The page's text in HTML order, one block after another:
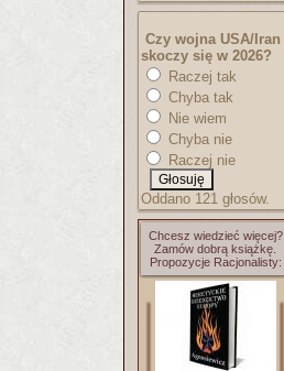
Czy wojna USA/Iran
skoczy się w 2026?
Raczej tak
Chyba tak
Nie wiem
Chyba nie
Raczej nie
Oddano 121 głosów.
Chcesz wiedzieć więcej?
Zamów dobrą książkę.
Propozycje Racjonalisty: